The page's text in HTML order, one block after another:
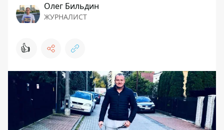
Олег Бильдин
ЖУРНАЛИСТ
👍